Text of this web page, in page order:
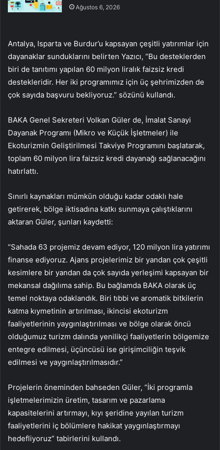
Ağustos 6, 2026
Antalya, Isparta ve Burdur’u kapsayan çeşitli yatırımlar için
dayanaklar sunduklarını belirten Yazıcı, “Bu desteklerden
biri de tanıtımı yapılan 60 milyon liralık faizsiz kredi
destekleridir. Her iki programımız için üç şehrimizden de
çok sayıda başvuru bekliyoruz.” sözünü kullandı.
BAKA Genel Sekreteri Volkan Güler de, İmalat Sanayi
Dayanak Programı (Mikro ve Küçük İşletmeler) ile
Ekoturizmin Geliştirilmesi Takviye Programını başlatarak,
toplam 60 milyon lira faizsiz kredi dayanağı sağlanacağını
hatırlattı.
Sınırlı kaynakları mümkün olduğu kadar odaklı hale
getirerek, bölge iktisadına katkı sunmaya çalıştıklarını
aktaran Güler, şunları kaydetti:
“Sahada 63 projemiz devam ediyor, 120 milyon lira yatırımı
finanse ediyoruz. Ajans projelerimiz bir yandan çok çeşitli
kesimlere bir yandan da çok sayıda yerleşimi kapsayan bir
mekansal dağılıma sahip. Bu bağlamda BAKA olarak üç
temel noktaya odaklandık. Biri tıbbi ve aromatik bitkilerin
katma kıymetinin artırılması, ikincisi ekoturizm
faaliyetlerinin yaygınlaştırılması ve bölge olarak öncü
olduğumuz turizm dalında yenilikçi faaliyetlerin bölgemize
entegre edilmesi, üçüncüsü ise girişimciliğin teşvik
edilmesi ve yaygınlaştırılmasıdır.”
Projelerin öneminden bahseden Güler, “İki programla
işletmelerimizin üretim, tasarım ve pazarlama
kapasitelerini artırmayı, kıyı şeridine yayılan turizm
faaliyetlerini iç bölümlere hakikat yaygınlaştırmayı
hedefliyoruz” tabirlerini kullandı.